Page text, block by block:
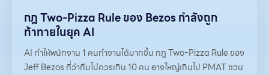
กฎ Two-Pizza Rule ของ Bezos กำลังถูก
ท้าทายในยุค AI
AI ทำให้พนักงาน 1 คนทำงานได้มากขึ้น กฎ Two-Pizza Rule ของ
Jeff Bezos ที่ว่าทีมไม่ควรเกิน 10 คน อาจใหญ่เกินไป PMAT ชวน